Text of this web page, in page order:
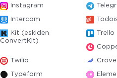
Instagram
Intercom
Kit (eskiden
ConvertKit)
Trello
Twilio Crove
Typeform